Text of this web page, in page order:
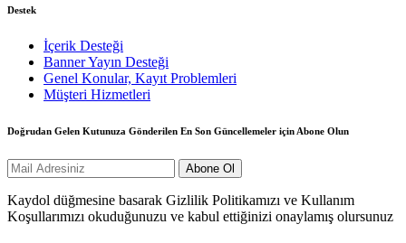
Destek
İçerik Desteği
Banner Yayın Desteği
Genel Konular, Kayıt Problemleri
Müşteri Hizmetleri
Doğrudan Gelen Kutunuza Gönderilen En Son Güncellemeler için Abone Olun
Kaydol düğmesine basarak Gizlilik Politikamızı ve Kullanım
Koşullarımızı okuduğunuzu ve kabul ettiğinizi onaylamış olursunuz